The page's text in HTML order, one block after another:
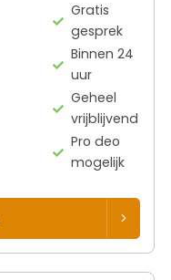
Gratis
gesprek
Binnen 24
uur
Geheel
vrijblijvend
Pro deo
mogelijk